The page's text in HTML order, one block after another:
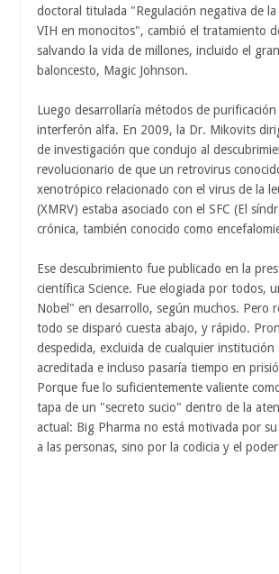
doctoral titulada "Regulación negativa de la
VIH en monocitos", cambió el tratamiento
salvando la vida de millones, incluido el
baloncesto, Magic Johnson.
Luego desarrollaría métodos de purificación
interferón alfa. En 2009, la Dr. Mikovits
de investigación que condujo al
revolucionario de que un retrovirus
xenotrópico relacionado con el virus de la
(XMRV) estaba asociado con el SFC (El
crónica, también conocido como
Ese descubrimiento fue publicado en la
científica Science. Fue elogiada por todos,
Nobel" en desarrollo, según muchos. Pero
todo se disparó cuesta abajo, y rápido.
despedida, excluida de cualquier institución
acreditada e incluso pasaría tiempo en
Porque fue lo suficientemente valiente
tapa de un "secreto sucio" dentro de la
actual: Big Pharma no está motivada por
a las personas, sino por la codicia y el